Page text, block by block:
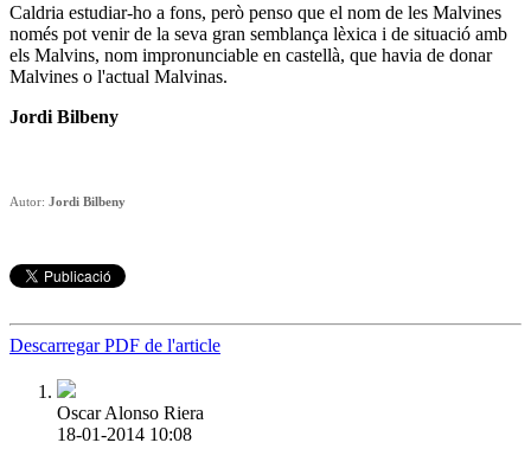
Caldria estudiar-ho a fons, però penso que el nom de les Malvines
només pot venir de la seva gran semblança lèxica i de situació amb
els Malvins, nom impronunciable en castellà, que havia de donar
Malvines o l'actual Malvinas.
Jordi Bilbeny
Autor: Jordi Bilbeny
Descarregar PDF de l'article
Oscar Alonso Riera
18-01-2014 10:08